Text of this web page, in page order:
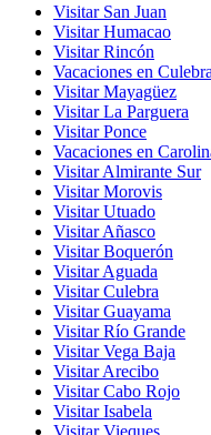
Visitar San Juan
Visitar Humacao
Visitar Rincón
Vacaciones en Culebra
Visitar Mayagüez
Visitar La Parguera
Visitar Ponce
Vacaciones en
Visitar Almirante Sur
Visitar Morovis
Visitar Utuado
Visitar Añasco
Visitar Boquerón
Visitar Aguada
Visitar Culebra
Visitar Guayama
Visitar Río Grande
Visitar Vega Baja
Visitar Arecibo
Visitar Cabo Rojo
Visitar Isabela
Visitar Vieques